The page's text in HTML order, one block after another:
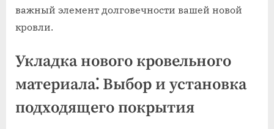
важный элемент долговечности вашей новой
кровли.
Укладка нового кровельного
материала⁚ Выбор и установка
подходящего покрытия